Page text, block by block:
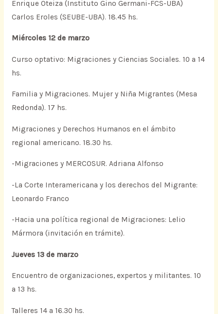
Enrique Oteiza (Instituto Gino Germani-FCS-UBA)
Carlos Eroles (SEUBE-UBA). 18.45 hs.
Miércoles 12 de marzo
Curso optativo: Migraciones y Ciencias Sociales. 10 a 14
hs.
Familia y Migraciones. Mujer y Niña Migrantes (Mesa
Redonda). 17 hs.
Migraciones y Derechos Humanos en el ámbito
regional americano. 18.30 hs.
-Migraciones y MERCOSUR. Adriana Alfonso
-La Corte Interamericana y los derechos del Migrante:
Leonardo Franco
-Hacia una política regional de Migraciones: Lelio
Mármora (invitación en trámite).
Jueves 13 de marzo
Encuentro de organizaciones, expertos y militantes. 10
a 13 hs.
Talleres 14 a 16.30 hs.